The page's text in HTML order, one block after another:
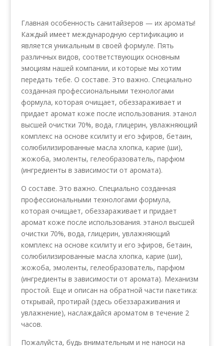
Главная особенность санитайзеров — их ароматы!
Каждый имеет международную сертификацию и
является уникальным в своей формуле. Пять
различных видов, соответствующих основным
эмоциям нашей компании, и которые мы хотим
передать тебе. О составе. Это важно. Специально
созданная профессиональными технологами
формула, которая очищает, обеззараживает и
придает аромат коже после использования. этанол
высшей очистки 70%, вода, глицерин, увлажняющий
комплекс на основе ксилиту и его эфиров, бетаин,
солюбилизированные масла хлопка, карие (ши),
жожоба, эмоленты, гелеобразователь, парфюм
(ингредиенты в зависимости от аромата).
О составе. Это важно. Специально созданная
профессиональными технологами формула,
которая очищает, обеззараживает и придает
аромат коже после использования. этанол высшей
очистки 70%, вода, глицерин, увлажняющий
комплекс на основе ксилиту и его эфиров, бетаин,
солюбилизированные масла хлопка, карие (ши),
жожоба, эмоленты, гелеобразователь, парфюм
(ингредиенты в зависимости от аромата). Механизм
простой. Еще и описан на обратной части пакетика:
открывай, протирай (здесь обеззараживания и
увлажнение), наслаждайся ароматом в течение 2
часов.
Пожалуйста, будь внимательным и не наноси на